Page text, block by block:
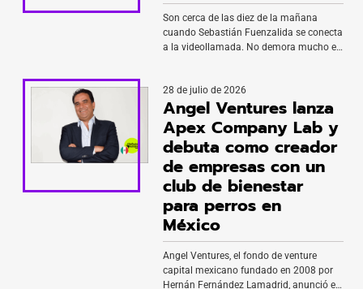
Son cerca de las diez de la mañana
cuando Sebastián Fuenzalida se conecta
a la videollamada. No demora mucho en
la tranquilidad de quien lleva más de dos
décadas emprendiendo, pero también
con la certeza de haber cambiado
profundamente la […]
28 de julio de 2026
Angel Ventures lanza
Apex Company Lab y
debuta como creador
de empresas con un
club de bienestar
para perros en
México
Angel Ventures, el fondo de venture
capital mexicano fundado en 2008 por
Hernán Fernández Lamadrid, anunció el